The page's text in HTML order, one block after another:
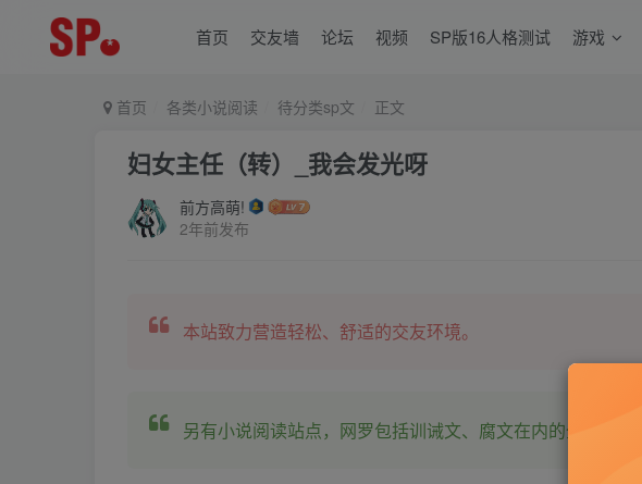
首页 交友墙 论坛 视频 SP版16人格测试 游戏
首页 各类小说阅读 待分类sp文 正文
妇女主任（转）_我会发光呀
前方高萌!
2年前发布
本站致力营造轻松、舒适的交友环境。
另有小说阅读站点，网罗包括训诫文、腐文在内的全网书源。